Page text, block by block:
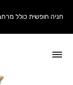
חניה חופשית כולל